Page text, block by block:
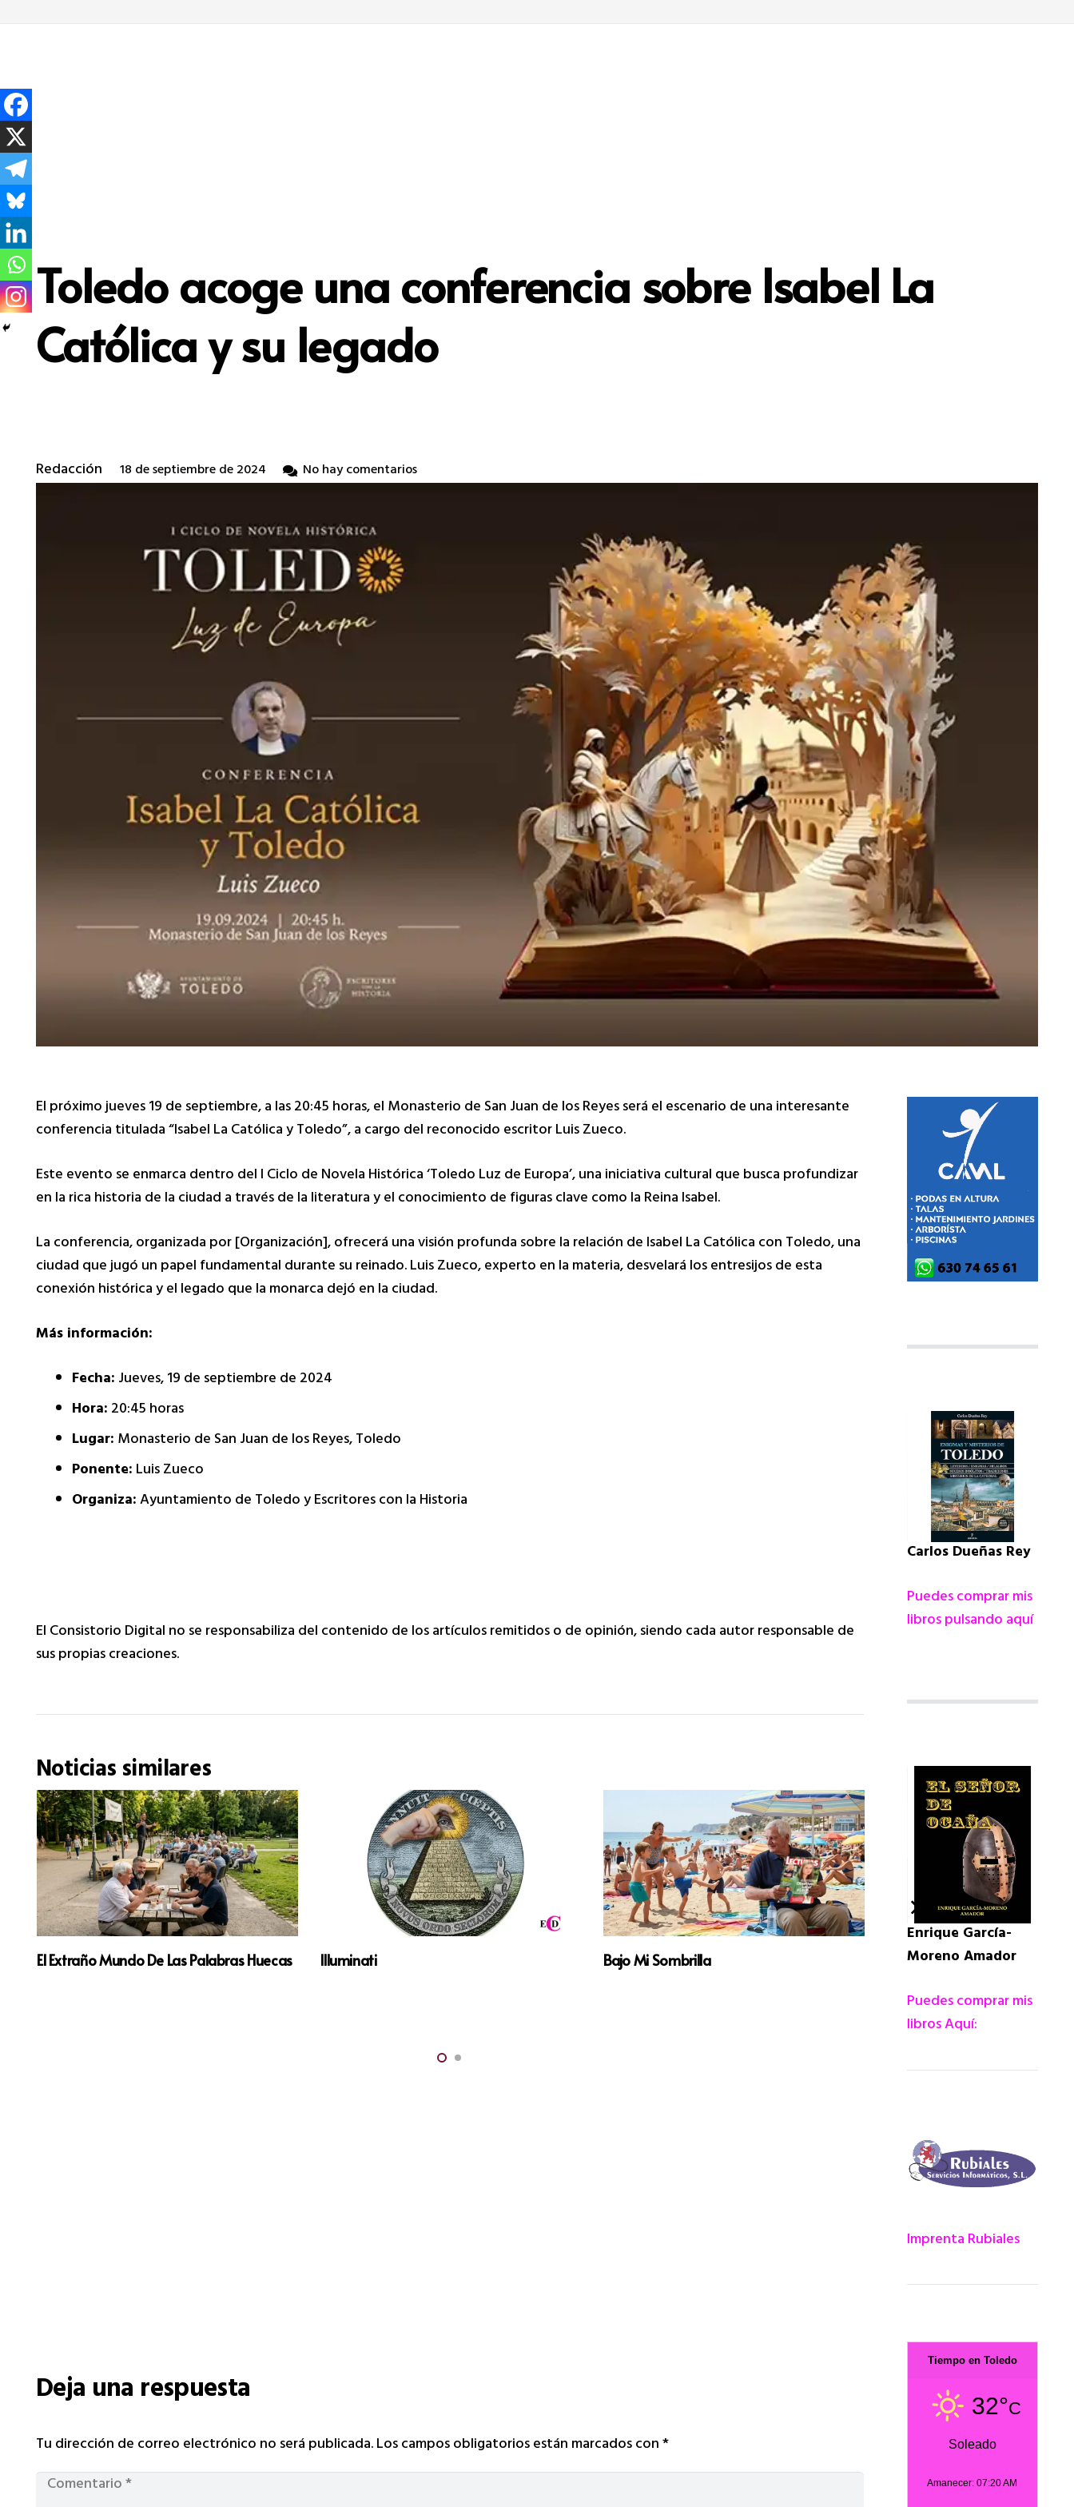
Toledo acoge una conferencia sobre Isabel La
Católica y su legado
Redacción 18 de septiembre de 2024 No hay comentarios
El próximo jueves 19 de septiembre,a las 20:45 horas,el Monasterio de San Juan de los Reyes será el escenario de una interesante
conferencia titulada “Isabel La Católica y Toledo”,a cargo del reconocido escritor Luis Zueco.
Este evento se enmarca dentro del I Ciclo de Novela Histórica ‘Toledo Luz de Europa’,una iniciativa cultural que busca profundizar
en la rica historia de la ciudad a través de la literatura y el conocimiento de figuras clave como la Reina Isabel.
La conferencia,organizada por [Organización],ofrecerá una visión profunda sobre la relación de Isabel La Católica con Toledo,una
ciudad que jugó un papel fundamental durante su reinado.Luis Zueco,experto en la materia,desvelará los entresijos de esta
conexión histórica y el legado que la monarca dejó en la ciudad.
Más información:
Fecha:Jueves,19 de septiembre de 2024
Hora:20:45 horas
Lugar:Monasterio de San Juan de los Reyes,Toledo
Ponente:Luis Zueco
Organiza:Ayuntamiento de Toledo y Escritores con la Historia
El Consistorio Digital no se responsabiliza del contenido de los artículos remitidos o de opinión, siendo cada autor responsable de
sus propias creaciones.
Noticias similares
El Extraño Mundo De Las Palabras Huecas Illuminati Bajo Mi Sombrilla
La Guardia Civil Detiene a
Carlos Dueñas Rey
Puedes comprar mis
libros pulsando aquí
Enrique García-
Moreno Amador
Puedes comprar mis
libros Aquí:
Imprenta Rubiales
Deja una respuesta
Tu dirección de correo electrónico no será publicada.Los campos obligatorios están marcados con*
Tiempo en Toledo
32°C
Soleado
Amanecer: 07:20 AM